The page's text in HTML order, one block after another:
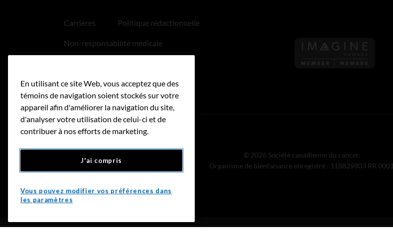
Carrières Politique rédactionnelle
Non-responsabilité médicale
Accessibilité
Donnez
© 2026 Société canadienne du cancer.
Organisme de bienfaisance enregistré : 118829803 RR 0001
En utilisant ce site Web, vous acceptez que des
témoins de navigation soient stockés sur votre
appareil afin d'améliorer la navigation du site,
d'analyser votre utilisation de celui-ci et de
contribuer à nos efforts de marketing.
J'ai compris
Vous pouvez modifier vos préférences dans
les paramètres